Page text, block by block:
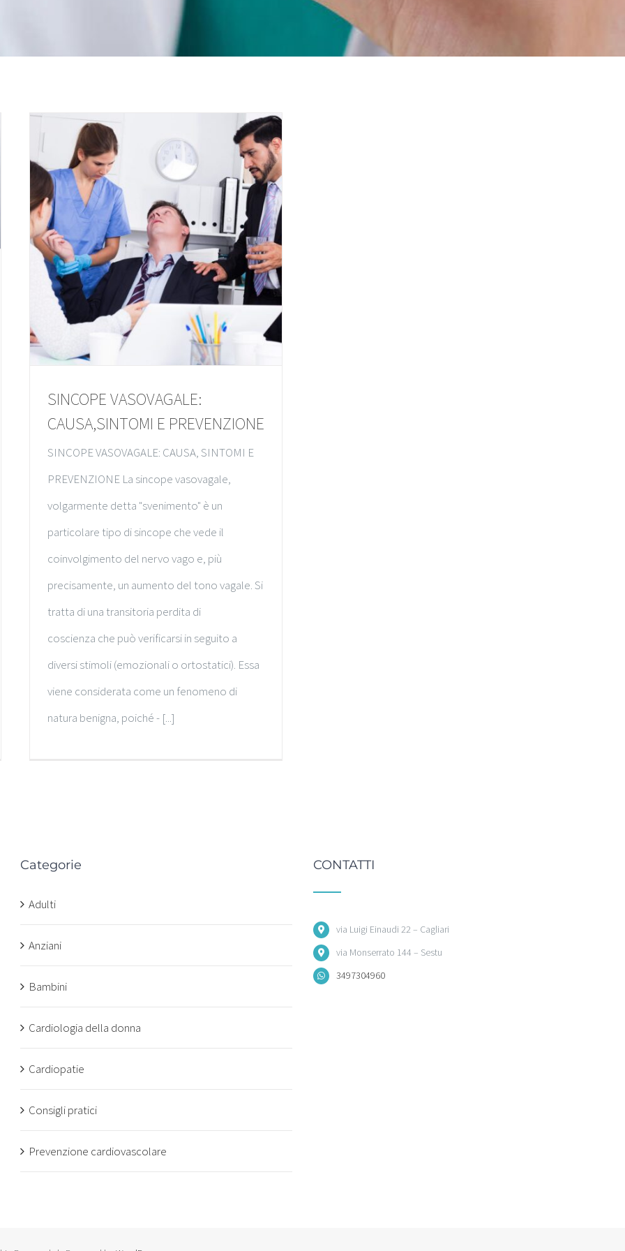
SINCOPE VASOVAGALE:
CAUSA,SINTOMI E PREVENZIONE
SINCOPE VASOVAGALE: CAUSA, SINTOMI E
PREVENZIONE La sincope vasovagale,
volgarmente detta "svenimento" è un
particolare tipo di sincope che vede il
coinvolgimento del nervo vago e, più
precisamente, un aumento del tono vagale. Si
tratta di una transitoria perdita di
coscienza che può verificarsi in seguito a
diversi stimoli (emozionali o ortostatici). Essa
viene considerata come un fenomeno di
natura benigna, poiché - [...]
Categorie
Adulti
Anziani
Bambini
Cardiologia della donna
Cardiopatie
Consigli pratici
Prevenzione cardiovascolare
CONTATTI
via Luigi Einaudi 22 – Cagliari
via Monserrato 144 – Sestu
3497304960